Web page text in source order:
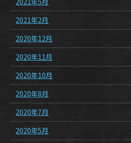
2021年2月
2020年12月
2020年11月
2020年10月
2020年8月
2020年7月
2020年5月